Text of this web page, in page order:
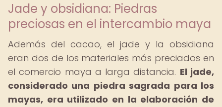
Jade y obsidiana: Piedras
preciosas en el intercambio maya
Además del cacao, el jade y la obsidiana
eran dos de los materiales más preciados en
el comercio maya a larga distancia. El jade,
considerado una piedra sagrada para los
mayas, era utilizado en la elaboración de